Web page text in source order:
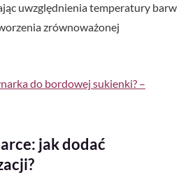
uwzględnienia temperatury barw
zrównoważonej
do bordowej sukienki? –
jak dodać